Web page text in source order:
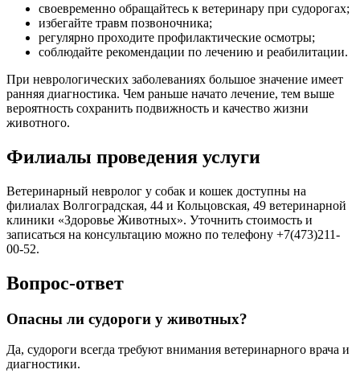
своевременно обращайтесь к ветеринару при судорогах;
избегайте травм позвоночника;
регулярно проходите профилактические осмотры;
соблюдайте рекомендации по лечению и реабилитации.
При неврологических заболеваниях большое значение имеет
ранняя диагностика. Чем раньше начато лечение, тем выше
вероятность сохранить подвижность и качество жизни
животного.
Филиалы проведения услуги
Ветеринарный невролог у собак и кошек доступны на
филиалах Волгоградская, 44 и Кольцовская, 49 ветеринарной
клиники «Здоровье Животных». Уточнить стоимость и
записаться на консультацию можно по телефону +7(473)211-
00-52.
Вопрос-ответ
Опасны ли судороги у животных?
Да, судороги всегда требуют внимания ветеринарного врача и
диагностики.